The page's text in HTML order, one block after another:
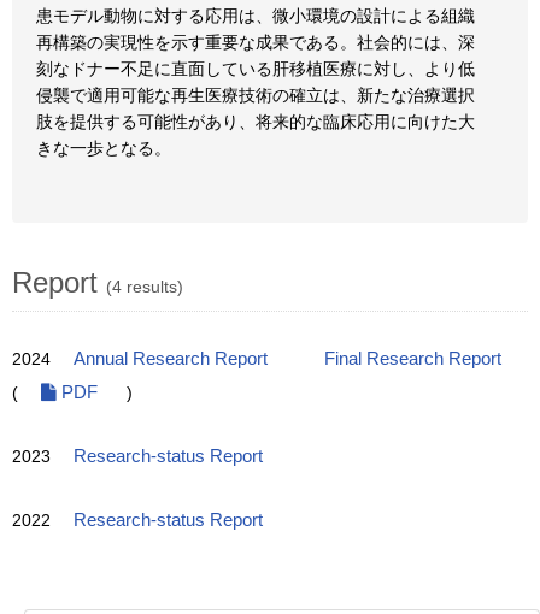
患モデル動物に対する応用は、微小環境の設計による組織
再構築の実現性を示す重要な成果である。社会的には、深
刻なドナー不足に直面している肝移植医療に対し、より低
侵襲で適用可能な再生医療技術の確立は、新たな治療選択
肢を提供する可能性があり、将来的な臨床応用に向けた大
きな一歩となる。
Report (4 results)
2024 Annual Research Report
Final Research Report
(
PDF )
2023 Research-status Report
2022 Research-status Report